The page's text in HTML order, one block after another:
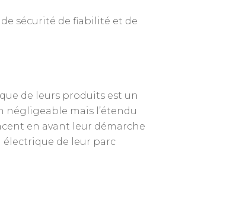
sécurité de fiabilité et de
de leurs produits est un
mais l’étendu
en avant leur démarche
de leur parc